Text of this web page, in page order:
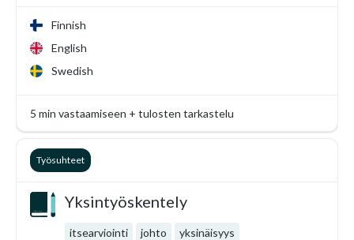
Finnish
English
Swedish
5 min vastaamiseen + tulosten tarkastelu
Yksintyöskentely
itsearviointi johto
yksinäisyys
Työsuhteet